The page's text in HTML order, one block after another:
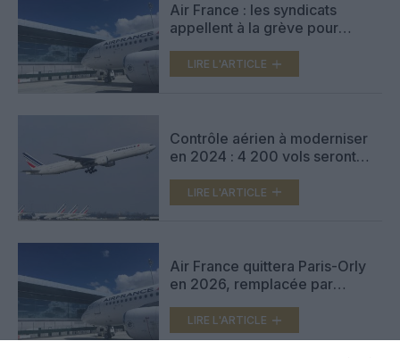
Air France : les syndicats
appellent à la grève pour
quitter Paris-Orly
LIRE L'ARTICLE
Contrôle aérien à moderniser
en 2024 : 4 200 vols seront
en France
LIRE L'ARTICLE
Air France quittera Paris-Orly
en 2026, remplacée par
LIRE L'ARTICLE